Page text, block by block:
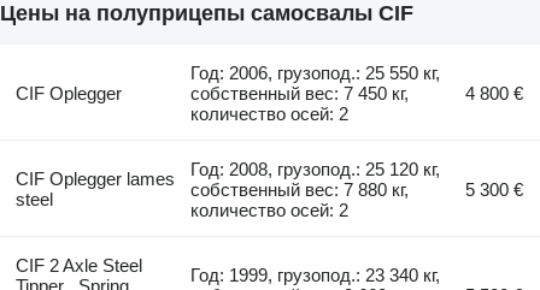
Цены на полуприцепы самосвалы CIF
CIF Oplegger
Год: 2006, грузопод.: 25 550 кг,
собственный вес: 7 450 кг,
количество осей: 2
4 800 €
CIF Oplegger lames
steel
Год: 2008, грузопод.: 25 120 кг,
собственный вес: 7 880 кг,
количество осей: 2
5 300 €
CIF 2 Axle Steel
Год: 1999, грузопод.: 23 340 кг,